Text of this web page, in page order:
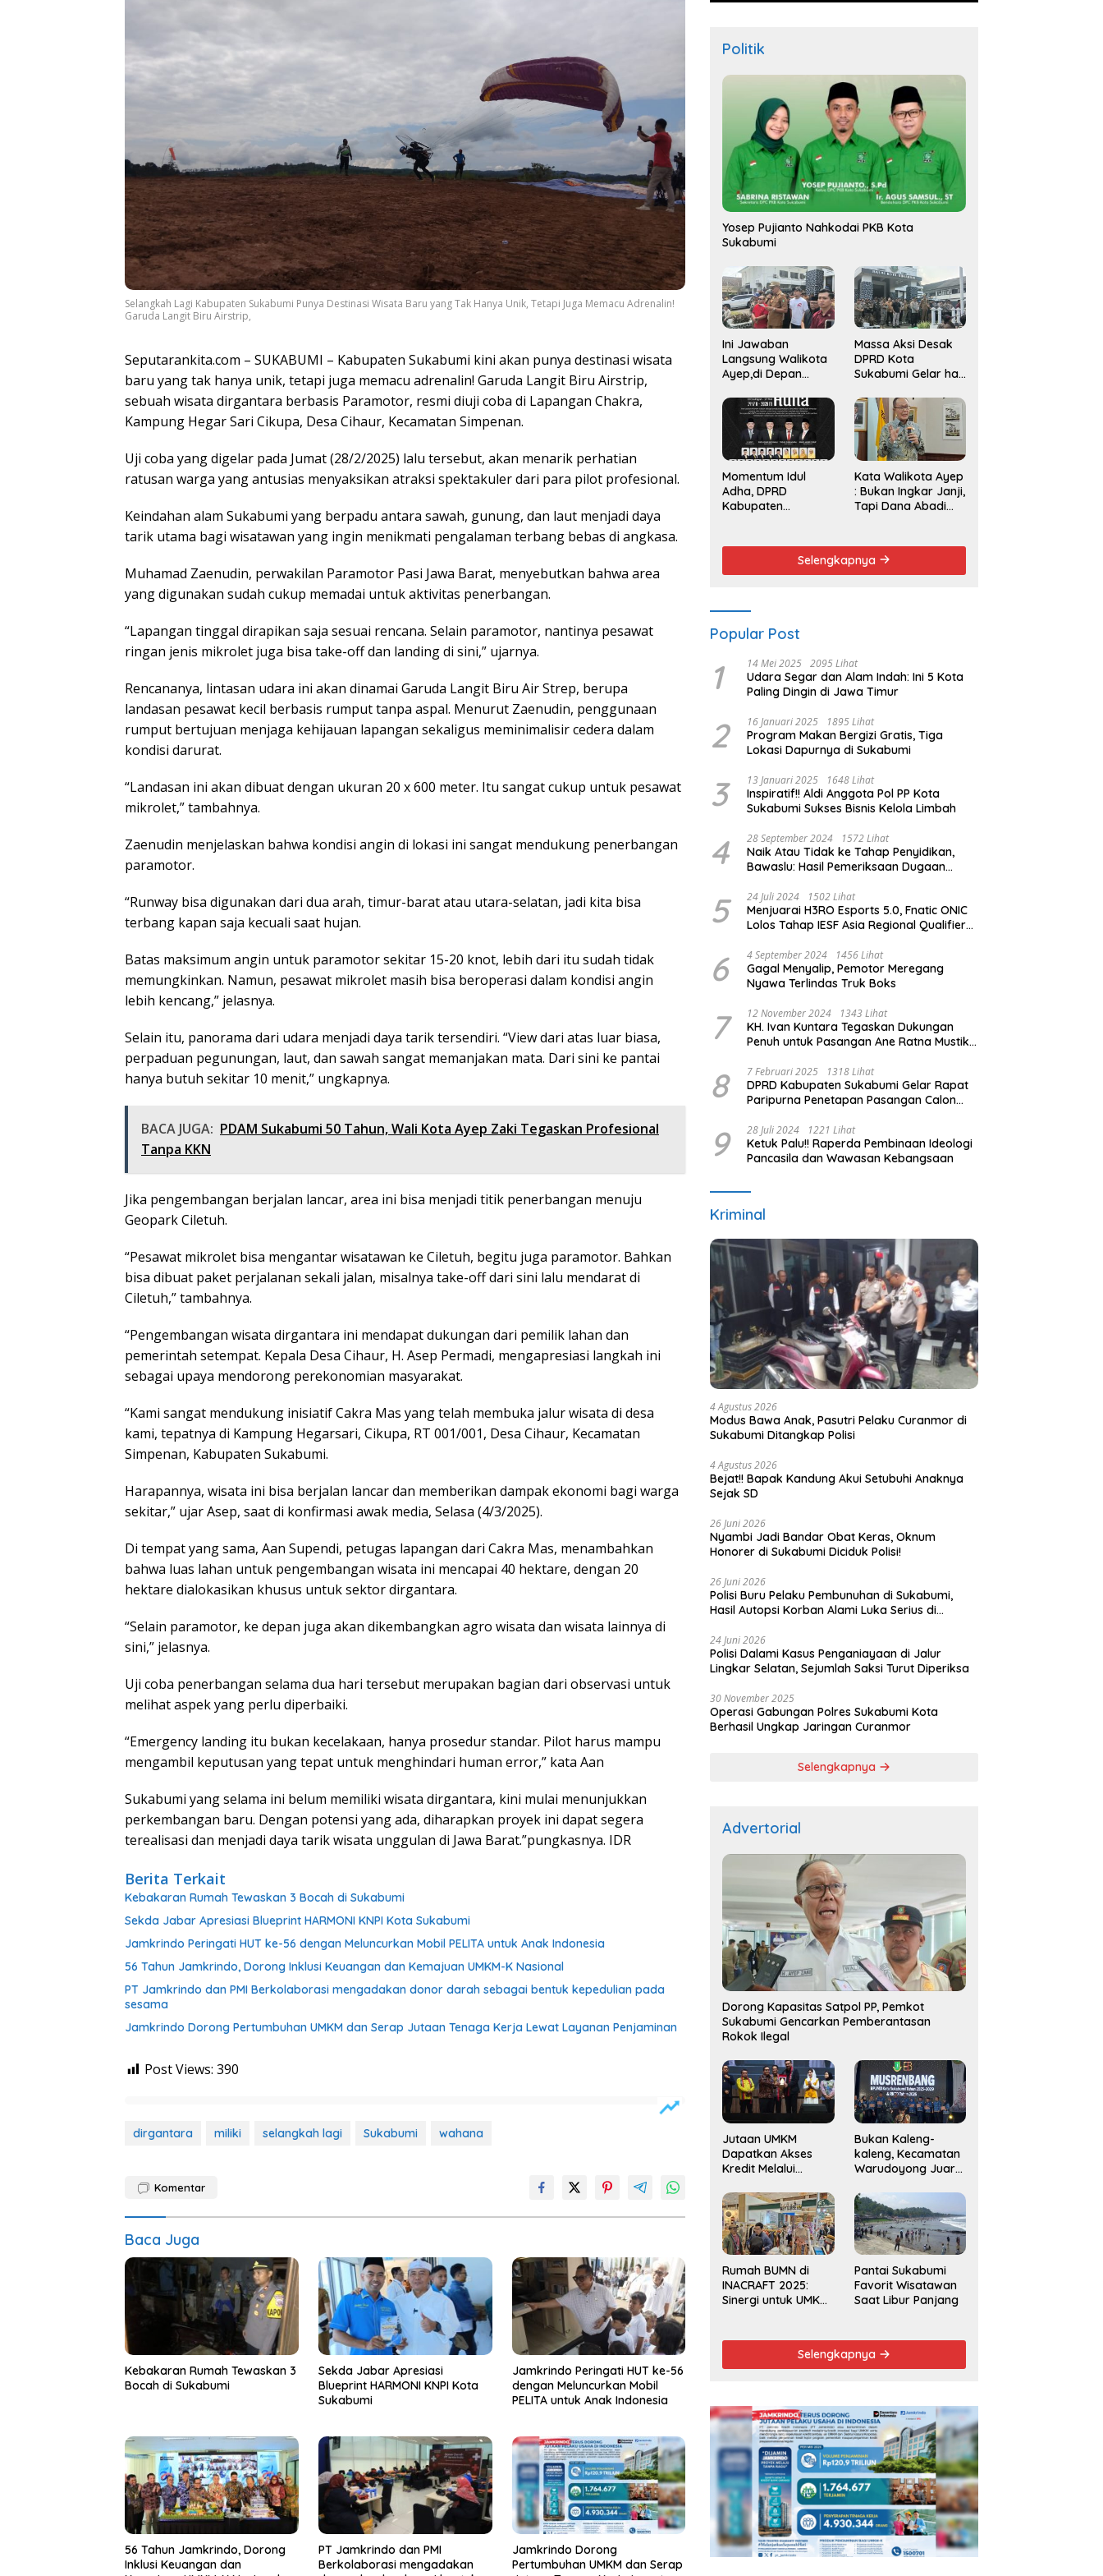
Selangkah Lagi Kabupaten Sukabumi Punya Destinasi Wisata Baru yang Tak Hanya Unik, Tetapi Juga Memacu Adrenalin!
Garuda Langit Biru Airstrip,
Seputarankita.com – SUKABUMI – Kabupaten Sukabumi kini akan punya destinasi wisata
baru yang tak hanya unik, tetapi juga memacu adrenalin! Garuda Langit Biru Airstrip,
sebuah wisata dirgantara berbasis Paramotor, resmi diuji coba di Lapangan Chakra,
Kampung Hegar Sari Cikupa, Desa Cihaur, Kecamatan Simpenan.
Uji coba yang digelar pada Jumat (28/2/2025) lalu tersebut, akan menarik perhatian
ratusan warga yang antusias menyaksikan atraksi spektakuler dari para pilot profesional.
Keindahan alam Sukabumi yang berpadu antara sawah, gunung, dan laut menjadi daya
tarik utama bagi wisatawan yang ingin menikmati pengalaman terbang bebas di angkasa.
Muhamad Zaenudin, perwakilan Paramotor Pasi Jawa Barat, menyebutkan bahwa area
yang digunakan sudah cukup memadai untuk aktivitas penerbangan.
“Lapangan tinggal dirapikan saja sesuai rencana. Selain paramotor, nantinya pesawat
ringan jenis mikrolet juga bisa take-off dan landing di sini,” ujarnya.
Rencananya, lintasan udara ini akan dinamai Garuda Langit Biru Air Strep, berupa
landasan pesawat kecil berbasis rumput tanpa aspal. Menurut Zaenudin, penggunaan
rumput bertujuan menjaga kehijauan lapangan sekaligus meminimalisir cedera dalam
kondisi darurat.
“Landasan ini akan dibuat dengan ukuran 20 x 600 meter. Itu sangat cukup untuk pesawat
mikrolet,” tambahnya.
Zaenudin menjelaskan bahwa kondisi angin di lokasi ini sangat mendukung penerbangan
paramotor.
“Runway bisa digunakan dari dua arah, timur-barat atau utara-selatan, jadi kita bisa
terbang kapan saja kecuali saat hujan.
Batas maksimum angin untuk paramotor sekitar 15-20 knot, lebih dari itu sudah tidak
memungkinkan. Namun, pesawat mikrolet masih bisa beroperasi dalam kondisi angin
lebih kencang,” jelasnya.
Selain itu, panorama dari udara menjadi daya tarik tersendiri. “View dari atas luar biasa,
perpaduan pegunungan, laut, dan sawah sangat memanjakan mata. Dari sini ke pantai
hanya butuh sekitar 10 menit,” ungkapnya.
BACA JUGA: PDAM Sukabumi 50 Tahun, Wali Kota Ayep Zaki Tegaskan Profesional
Tanpa KKN
Jika pengembangan berjalan lancar, area ini bisa menjadi titik penerbangan menuju
Geopark Ciletuh.
“Pesawat mikrolet bisa mengantar wisatawan ke Ciletuh, begitu juga paramotor. Bahkan
bisa dibuat paket perjalanan sekali jalan, misalnya take-off dari sini lalu mendarat di
Ciletuh,” tambahnya.
“Pengembangan wisata dirgantara ini mendapat dukungan dari pemilik lahan dan
pemerintah setempat. Kepala Desa Cihaur, H. Asep Permadi, mengapresiasi langkah ini
sebagai upaya mendorong perekonomian masyarakat.
“Kami sangat mendukung inisiatif Cakra Mas yang telah membuka jalur wisata di desa
kami, tepatnya di Kampung Hegarsari, Cikupa, RT 001/001, Desa Cihaur, Kecamatan
Simpenan, Kabupaten Sukabumi.
Harapannya, wisata ini bisa berjalan lancar dan memberikan dampak ekonomi bagi warga
sekitar,” ujar Asep, saat di konfirmasi awak media, Selasa (4/3/2025).
Di tempat yang sama, Aan Supendi, petugas lapangan dari Cakra Mas, menambahkan
bahwa luas lahan untuk pengembangan wisata ini mencapai 40 hektare, dengan 20
hektare dialokasikan khusus untuk sektor dirgantara.
“Selain paramotor, ke depan juga akan dikembangkan agro wisata dan wisata lainnya di
sini,” jelasnya.
Uji coba penerbangan selama dua hari tersebut merupakan bagian dari observasi untuk
melihat aspek yang perlu diperbaiki.
“Emergency landing itu bukan kecelakaan, hanya prosedur standar. Pilot harus mampu
mengambil keputusan yang tepat untuk menghindari human error,” kata Aan
Sukabumi yang selama ini belum memiliki wisata dirgantara, kini mulai menunjukkan
perkembangan baru. Dengan potensi yang ada, diharapkan proyek ini dapat segera
terealisasi dan menjadi daya tarik wisata unggulan di Jawa Barat.”pungkasnya. IDR
Berita Terkait
Kebakaran Rumah Tewaskan 3 Bocah di Sukabumi
Sekda Jabar Apresiasi Blueprint HARMONI KNPI Kota Sukabumi
Jamkrindo Peringati HUT ke-56 dengan Meluncurkan Mobil PELITA untuk Anak Indonesia
56 Tahun Jamkrindo, Dorong Inklusi Keuangan dan Kemajuan UMKM-K Nasional
PT Jamkrindo dan PMI Berkolaborasi mengadakan donor darah sebagai bentuk kepedulian pada
sesama
Jamkrindo Dorong Pertumbuhan UMKM dan Serap Jutaan Tenaga Kerja Lewat Layanan Penjaminan
Post Views: 390
dirgantara miliki selangkah lagi Sukabumi wahana
Komentar
Baca Juga
Kebakaran Rumah Tewaskan 3
Bocah di Sukabumi
Sekda Jabar Apresiasi
Blueprint HARMONI KNPI Kota
Sukabumi
Jamkrindo Peringati HUT ke-56
dengan Meluncurkan Mobil
PELITA untuk Anak Indonesia
56 Tahun Jamkrindo, Dorong
Inklusi Keuangan dan
PT Jamkrindo dan PMI
Berkolaborasi mengadakan
Jamkrindo Dorong
Pertumbuhan UMKM dan Serap
Politik
Yosep Pujianto Nahkodai PKB Kota
Sukabumi
Ini Jawaban
Langsung Walikota
Ayep,di Depan
Massa Aksi Desak
DPRD Kota
Sukabumi Gelar hak
Pemakzulan
Walikota
Momentum Idul
Adha, DPRD
Kabupaten
dan Persatuan
Kata Walikota Ayep
: Bukan Ingkar Janji,
Tapi Dana Abadi
Selengkapnya
Popular Post
1 14 Mei 2025 2095 Lihat
Udara Segar dan Alam Indah: Ini 5 Kota
Paling Dingin di Jawa Timur
2 16 Januari 2025 1895 Lihat
Program Makan Bergizi Gratis, Tiga
Lokasi Dapurnya di Sukabumi
3 13 Januari 2025 1648 Lihat
Inspiratif!! Aldi Anggota Pol PP Kota
Sukabumi Sukses Bisnis Kelola Limbah
4 28 September 2024 1572 Lihat
Naik Atau Tidak ke Tahap Penyidikan,
Bawaslu: Hasil Pemeriksaan Dugaan
5 24 Juli 2024 1502 Lihat
Menjuarai H3RO Esports 5.0, Fnatic ONIC
Lolos Tahap IESF Asia Regional Qualifier
6 4 September 2024 1456 Lihat
Gagal Menyalip, Pemotor Meregang
Nyawa Terlindas Truk Boks
7 12 November 2024 1343 Lihat
KH. Ivan Kuntara Tegaskan Dukungan
Penuh untuk Pasangan Ane Ratna Mustika
Purwakarta 2024
8 7 Februari 2025 1318 Lihat
DPRD Kabupaten Sukabumi Gelar Rapat
Paripurna Penetapan Pasangan Calon
Pejabat Eksekutif
9 28 Juli 2024 1221 Lihat
Ketuk Palu!! Raperda Pembinaan Ideologi
Pancasila dan Wawasan Kebangsaan
Kriminal
4 Agustus 2026
Modus Bawa Anak, Pasutri Pelaku Curanmor di
Sukabumi Ditangkap Polisi
4 Agustus 2026
Bejat!! Bapak Kandung Akui Setubuhi Anaknya
Sejak SD
26 Juni 2026
Nyambi Jadi Bandar Obat Keras, Oknum
Honorer di Sukabumi Diciduk Polisi!
26 Juni 2026
Polisi Buru Pelaku Pembunuhan di Sukabumi,
Hasil Autopsi Korban Alami Luka Serius di
24 Juni 2026
Polisi Dalami Kasus Penganiayaan di Jalur
Lingkar Selatan, Sejumlah Saksi Turut Diperiksa
30 November 2025
Operasi Gabungan Polres Sukabumi Kota
Berhasil Ungkap Jaringan Curanmor
Selengkapnya
Advertorial
Dorong Kapasitas Satpol PP, Pemkot
Sukabumi Gencarkan Pemberantasan
Rokok Ilegal
Jutaan UMKM
Dapatkan Akses
Kredit Melalui
Jamkrindo
Bukan Kaleng-
kaleng, Kecamatan
Warudoyong Juara
Musrenbang
Kecamatan 2025
Rumah BUMN di
INACRAFT 2025:
Sinergi untuk UMKM
Pantai Sukabumi
Favorit Wisatawan
Saat Libur Panjang
Selengkapnya